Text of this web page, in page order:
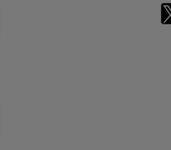
Omeprazol HEUMANN 20 mg bei Sodbrennen
Omeprazol. Anwendung: Zur kurzzeitigen
Saccharose (Zucker). Zu Risiken und